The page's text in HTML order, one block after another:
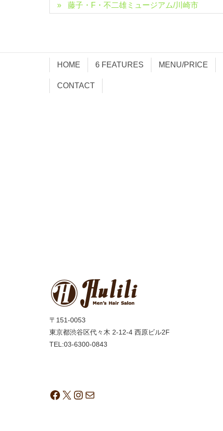
藤子・F・不二雄ミュージアム/川崎市
HOME 6 FEATURES MENU/PRICE
CONTACT
〒151-0053
東京都渋谷区代々木 2-12-4 西原ビル2F
TEL:03-6300-0843